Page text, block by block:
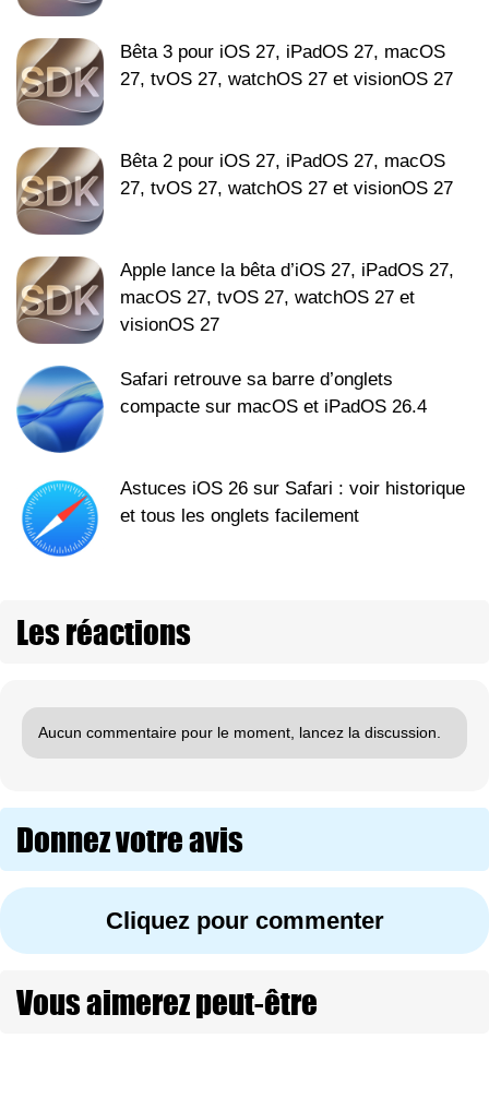
Bêta 3 pour iOS 27, iPadOS 27, macOS
27, tvOS 27, watchOS 27 et visionOS 27
Bêta 2 pour iOS 27, iPadOS 27, macOS
27, tvOS 27, watchOS 27 et visionOS 27
Apple lance la bêta d’iOS 27, iPadOS 27,
macOS 27, tvOS 27, watchOS 27 et
visionOS 27
Safari retrouve sa barre d’onglets
compacte sur macOS et iPadOS 26.4
Astuces iOS 26 sur Safari : voir historique
et tous les onglets facilement
Les réactions
Aucun commentaire pour le moment, lancez la discussion.
Donnez votre avis
Cliquez pour commenter
Vous aimerez peut-être